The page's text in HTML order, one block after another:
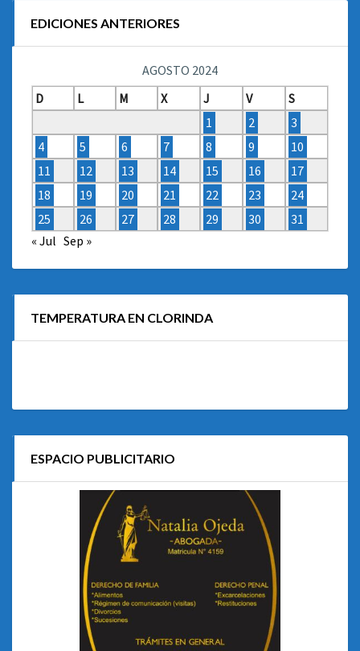
EDICIONES ANTERIORES
AGOSTO 2024
D
L M X J V
S
1
2
3
4
5 6 7 8 9
10
11
12 13 14 15 16
17
18
19 20 21 22 23
24
25
26 27 28 29 30
31
« Jul Sep »
TEMPERATURA EN CLORINDA
ESPACIO PUBLICITARIO